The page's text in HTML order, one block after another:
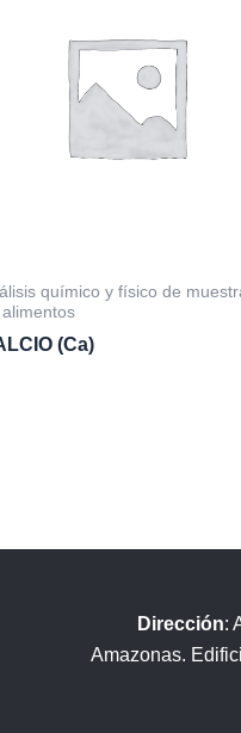
químico y físico de
(Ca)
Dirección:
Amazonas.